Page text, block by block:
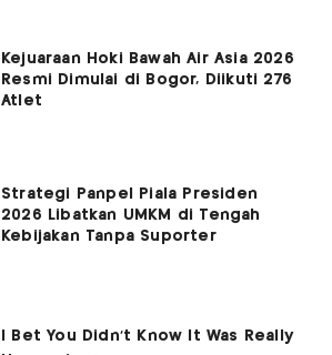
Kejuaraan Hoki Bawah Air Asia 2026
Resmi Dimulai di Bogor, Diikuti 276
Atlet
Strategi Panpel Piala Presiden
2026 Libatkan UMKM di Tengah
Kebijakan Tanpa Suporter